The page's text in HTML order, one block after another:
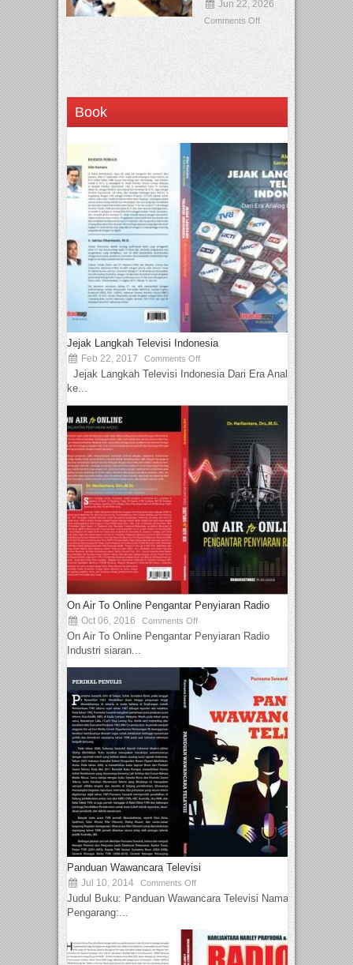
Jun 22, 2026
Comments Off
Book
Jejak Langkah Televisi Indonesia
Feb 22, 2017 Comments Off
Jejak Langkah Televisi Indonesia Dari Era Analog
ke...
On Air To Online Pengantar Penyiaran Radio
Oct 06, 2016 Comments Off
On Air To Online Pengantar Penyiaran Radio
Industri siaran...
Panduan Wawancara Televisi
Jul 10, 2014 Comments Off
Judul Buku: Panduan Wawancara Televisi Nama
Pengarang:...